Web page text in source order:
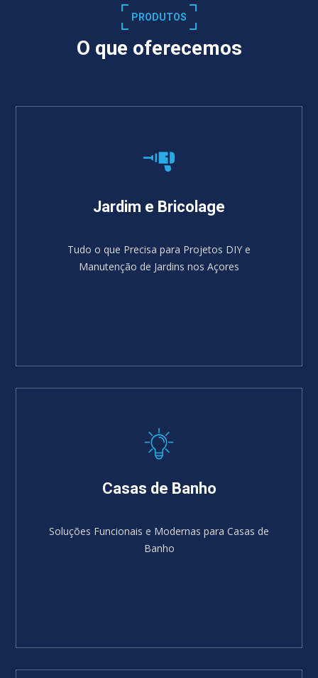
PRODUTOS
O que oferecemos
Jardim e Bricolage
Tudo o que Precisa para Projetos DIY e
Manutenção de Jardins nos Açores
Casas de Banho
Soluções Funcionais e Modernas para Casas de
Banho